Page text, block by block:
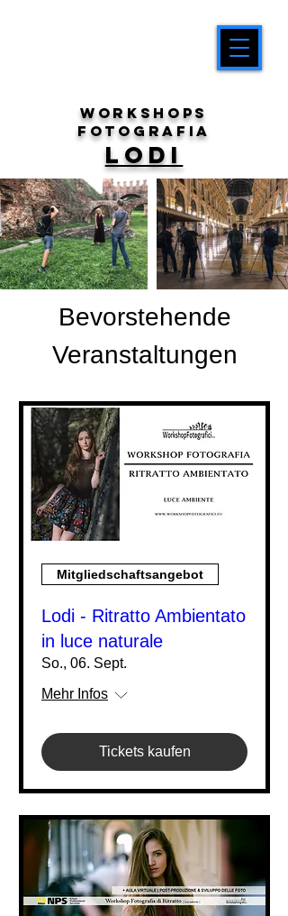
workshops
fotografia
LODI
Bevorstehende
Veranstaltungen
Mitgliedschaftsangebot
Lodi - Ritratto Ambientato
in luce naturale
So., 06. Sept.
Mehr Infos
Tickets kaufen